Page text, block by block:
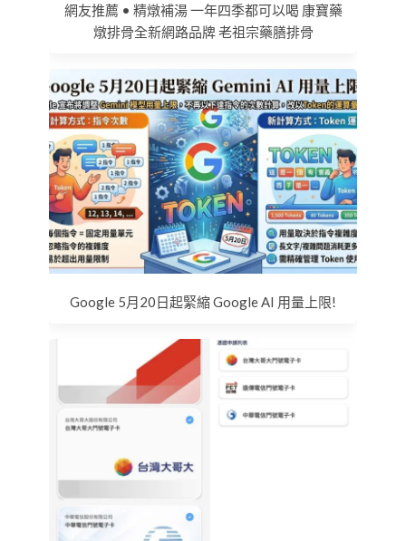
網友推薦 • 精燉補湯 一年四季都可以喝 康寶藥
燉排骨全新網路品牌 老祖宗藥膳排骨
Google 5月20日起緊縮 Google AI 用量上限!